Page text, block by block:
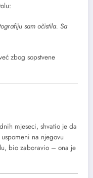
sam očistila. Sa
zbog sopstvene
mjeseci, shvatio je da
na njegovu
bio zaboravio – ona je